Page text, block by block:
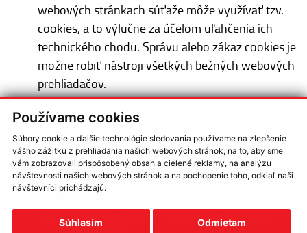
Používame cookies
Súbory cookie a ďalšie technológie sledovania používame na zlepšenie
vášho zážitku z prehliadania našich webových stránok, na to, aby sme
vám zobrazovali prispôsobený obsah a cielené reklamy, na analýzu
návštevnosti našich webových stránok a na pochopenie toho, odkiaľ naši
návštevníci prichádzajú.
Súhlasím Odmietam
webových stránkach súťaže môže využívať tzv.
cookies, a to výlučne za účelom uľahčenia ich
technického chodu. Správu alebo zákaz cookies je
možne robiť nástroji všetkých bežných webových
prehliadačov.
Ochrana osobných údajov/Cookies
Dargovských hrdinov, Slovensko. IČO: 36594521, DIČ: 202201840
2024 ©
, všetky práva vyhradené.